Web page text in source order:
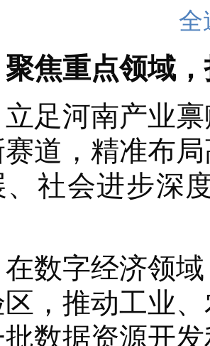
全
聚焦重点领域
河南产业禀
道，精准布
、社会进步深
字经济领域
，推动工业
数据资源开